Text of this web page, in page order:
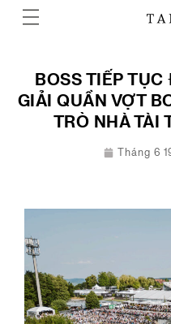
BOSS TIẾP
GIẢI QUẦN VỢT
TRÒ NHÀ TÀI
Tháng 6